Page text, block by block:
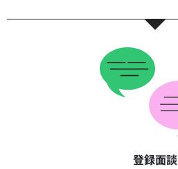
登録面談​​